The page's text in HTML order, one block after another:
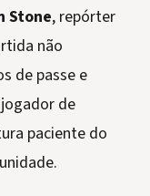
Stone, repórter
não
de passe e
de
paciente do